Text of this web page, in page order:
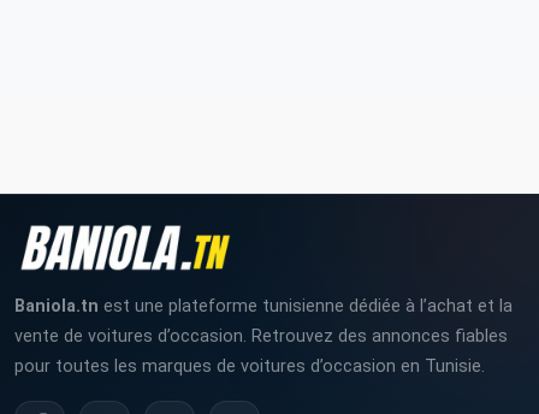
Baniola.tn est une plateforme tunisienne dédiée à l’achat et la
vente de voitures d’occasion. Retrouvez des annonces fiables
pour toutes les marques de voitures d’occasion en Tunisie.